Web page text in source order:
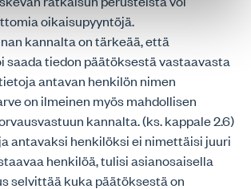
oikaisupyyntöjä.
kannalta on tärkeää, että
saada tiedon päätöksestä vastaavasta
antavan henkilön nimen
on ilmeinen myös mahdollisen
kannalta. (ks. kappale 2.6)
antavaksi henkilöksi ei nimettäisi juuri
henkilöä, tulisi asianosaisella
selvittää kuka päätöksestä on